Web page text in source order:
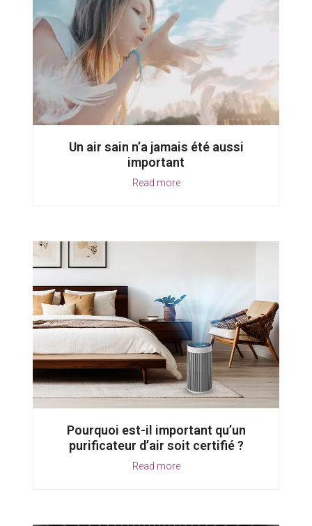
Un air sain n’a jamais été aussi
important
Read more
Pourquoi est-il important qu’un
purificateur d’air soit certifié ?
Read more